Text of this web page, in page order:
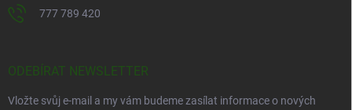
777 789 420
ODEBÍRAT NEWSLETTER
Vložte svůj e-mail a my vám budeme zasílat informace o nových